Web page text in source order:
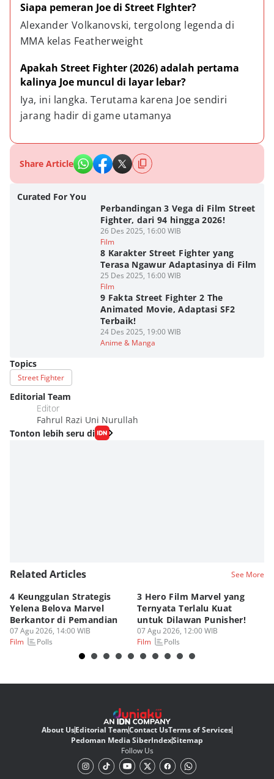
Siapa pemeran Joe di Street FIghter?
Alexander Volkanovski, tergolong legenda di
MMA kelas Featherweight
Apakah Street Fighter (2026) adalah pertama
kalinya Joe muncul di layar lebar?
Iya, ini langka. Terutama karena Joe sendiri
jarang hadir di game utamanya
Share Article
Curated For You
Perbandingan 3 Vega di Film Street
Fighter, dari 94 hingga 2026!
26 Des 2025, 16:00 WIB
Film
8 Karakter Street Fighter yang
Terasa Ngawur Adaptasinya di Film
25 Des 2025, 16:00 WIB
Film
9 Fakta Street Fighter 2 The
Animated Movie, Adaptasi SF2
Terbaik!
24 Des 2025, 19:00 WIB
Anime & Manga
Topics
Street Fighter
Editorial Team
Editor
Fahrul Razi Uni Nurullah
Tonton lebih seru di
Related Articles See More
4 Keunggulan Strategis
Yelena Belova Marvel
Berkantor di Pemandian
07 Agu 2026, 14:00 WIB
Film
Polls
3 Hero Film Marvel yang
Ternyata Terlalu Kuat
untuk Dilawan Punisher!
07 Agu 2026, 12:00 WIB
Film
Polls
About UsEditorial TeamContact UsTerms of Services
Pedoman Media SiberIndexSitemap
Follow Us